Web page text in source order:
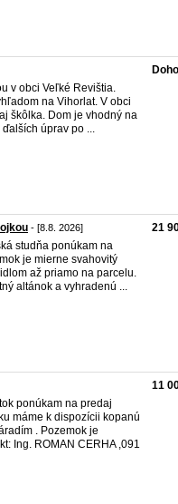
v obci Veľké Revištia.
na Vihorlat. V obci
škôlka. Dom je vhodný na
úprav po ...
- [8.8. 2026]
studňa ponúkam na
je mierne svahovitý
až priamo na parcelu.
altánok a vyhradenú ...
21
ponúkam na predaj
máme k dispozícii kopanú
. Pozemok je
Ing. ROMAN CERHA ,091
11